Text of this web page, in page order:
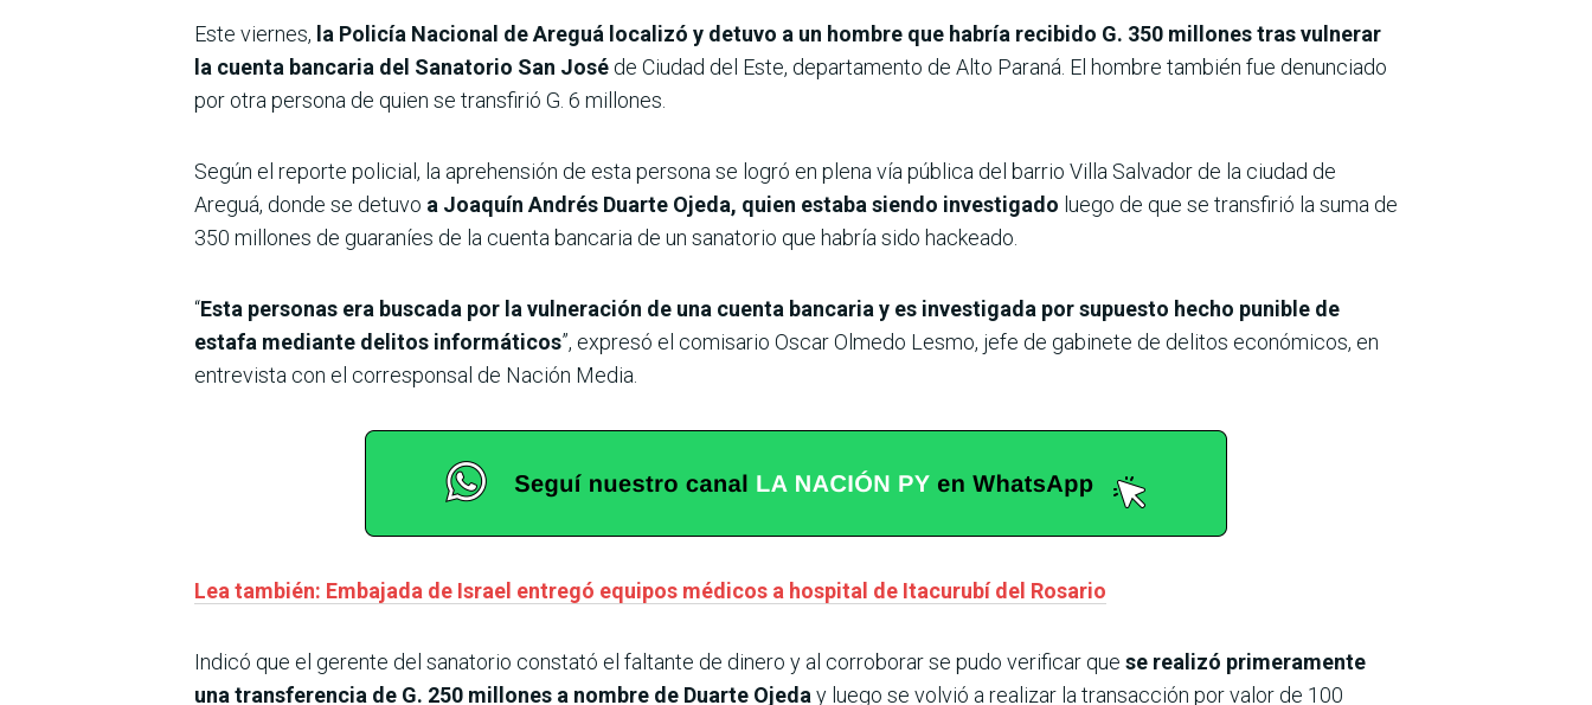
Este viernes, la Policía Nacional de Areguá localizó y detuvo a un hombre que habría recibido G. 350 millones tras vulnerar
la cuenta bancaria del Sanatorio San José de Ciudad del Este, departamento de Alto Paraná. El hombre también fue denunciado
por otra persona de quien se transfirió G. 6 millones.
Según el reporte policial, la aprehensión de esta persona se logró en plena vía pública del barrio Villa Salvador de la ciudad de
Areguá, donde se detuvo a Joaquín Andrés Duarte Ojeda, quien estaba siendo investigado luego de que se transfirió la suma de
350 millones de guaraníes de la cuenta bancaria de un sanatorio que habría sido hackeado.
“Esta personas era buscada por la vulneración de una cuenta bancaria y es investigada por supuesto hecho punible de
estafa mediante delitos informáticos”, expresó el comisario Oscar Olmedo Lesmo, jefe de gabinete de delitos económicos, en
entrevista con el corresponsal de Nación Media.
Lea también: Embajada de Israel entregó equipos médicos a hospital de Itacurubí del Rosario
Indicó que el gerente del sanatorio constató el faltante de dinero y al corroborar se pudo verificar que se realizó primeramente
una transferencia de G. 250 millones a nombre de Duarte Ojeda y luego se volvió a realizar la transacción por valor de 100